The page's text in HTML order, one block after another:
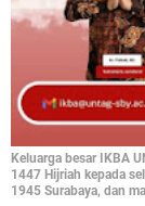
Keluarga besar IKBA
1447 Hijriah kepada
1945 Surabaya, dan